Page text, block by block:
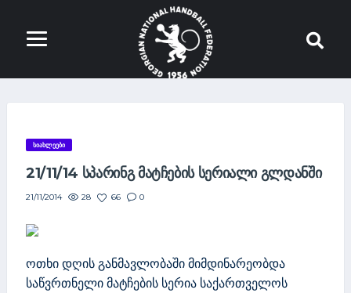
ᲡᲘᲐᲮᲚᲔᲔᲑᲘ
21/11/14 ᲡᲞᲐᲠᲘᲜᲒ ᲛᲐᲢᲩᲔᲑᲘᲡ ᲡᲔᲠᲘᲐᲚᲘ ᲒᲚᲓᲐᲜᲨᲘ
21/11/2014 28 66 0
ოთხი დღის განმავლობაში მიმდინარეობდა
საწვრთნელი მატჩების სერია საქართველოს